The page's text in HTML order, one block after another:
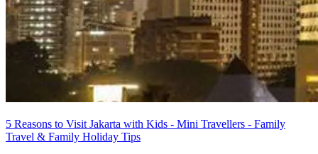
5 Reasons to Visit Jakarta with Kids - Mini Travellers - Family
Travel & Family Holiday Tips